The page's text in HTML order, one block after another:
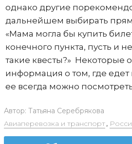
однако другие
дальнейшем выбирать
«Мама могла бы купить
конечного пункта, пусть и
такие квесты?» Некоторые
информация о том, где едет
ее всегда можно
Автор: Татьяна Серебрякова
Авиаперевозка и транспорт,